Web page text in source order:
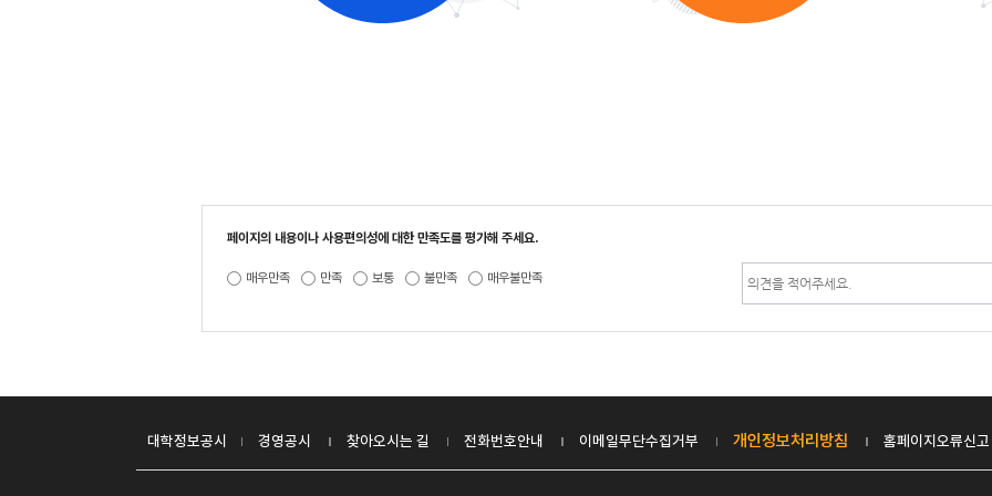
페이지의 내용이나 사용편의성에 대한 만족도를 평가해 주세요.
매우만족 만족 보통 불만족 매우불만족
대학정보공시 경영공시 찾아오시는 길 전화번호안내 이메일무단수집거부 개인정보처리방침 홈페이지오류신고